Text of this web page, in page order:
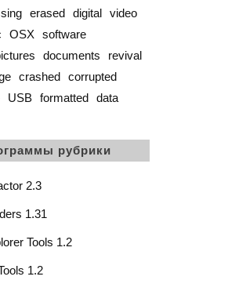
erased digital video
OSX software
documents
revival
crashed corrupted
USB formatted data
рубрики
2.3
1.31
Tools 1.2
1.2